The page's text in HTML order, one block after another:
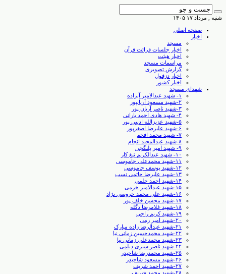
شنبه , مرداد ۱۷ ۱۴۰۵
صفحه اصلی
اخبار
مسجد
اخبار جلسات قرائت قرآن
اخبار هیئت
مراسمات مسجد
گزارش تصویری
اخبار دزفول
اخبار کشور
شهدای مسجد
۱- شهید عبدالامیر آبزاده
۲-شهید مسعود آریانپور
۳-شهید ناصر آریان پور
۴- شهید هادی احمد بارانی
۵-شهید عزیزالله ادیبی پور
۶-شهید علیرضا اصغرپور
۷- شهید محمد افخم
۸-شهید عبدالمجید انجام
۹- شهید امیر پلنگچی
۱۰- شهید عبدالکریم تیغ کار
۱۱-شهید محمدعلی جاموسی
۱۲-شهید یوسف جاموسی
۱۳-شهید علیرضا حاتمی نسب
۱۴-شهید احمد حلمی
۱۵-شهید عبدالامیر خرمی
۱۶-شهید علی محمد خروسی نژاد
۱۷-شهید محسن خلف پور
۱۸-شهید غلامرضا دگله
۱۹-شهید کریم راجی
۲۰-شهید امیر رمی
۲۱-شهید عبدالرضا زاده مبارک
۲۲-شهید محمدحسین زمانی نیا
۲۳-شهید محمدعلی زمانی نیا
۲۴-شهید ناصر سبزی دیلمی
۲۵-شهید محمدرضا شاحیدر
۲۶-شهید مسعود شاحیدر
۲۷-شهید احمد شریف
۲۸-شهید محمد شریف